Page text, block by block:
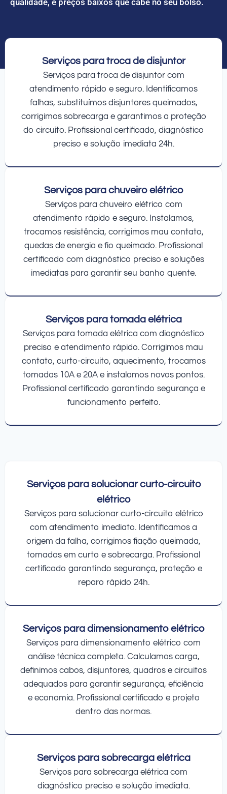
Serviços para troca de disjuntor
Serviços para troca de disjuntor com
atendimento rápido e seguro. Identificamos
falhas, substituímos disjuntores queimados,
corrigimos sobrecarga e garantimos a proteção
do circuito. Profissional certificado, diagnóstico
preciso e solução imediata 24h.
Serviços para chuveiro elétrico
Serviços para chuveiro elétrico com
atendimento rápido e seguro. Instalamos,
trocamos resistência, corrigimos mau contato,
quedas de energia e fio queimado. Profissional
certificado com diagnóstico preciso e soluções
imediatas para garantir seu banho quente.
Serviços para tomada elétrica
Serviços para tomada elétrica com diagnóstico
preciso e atendimento rápido. Corrigimos mau
contato, curto-circuito, aquecimento, trocamos
tomadas 10A e 20A e instalamos novos pontos.
Profissional certificado garantindo segurança e
funcionamento perfeito.
Serviços para solucionar curto-circuito
elétrico
Serviços para solucionar curto-circuito elétrico
com atendimento imediato. Identificamos a
origem da falha, corrigimos fiação queimada,
tomadas em curto e sobrecarga. Profissional
certificado garantindo segurança, proteção e
reparo rápido 24h.
Serviços para dimensionamento elétrico
Serviços para dimensionamento elétrico com
análise técnica completa. Calculamos carga,
definimos cabos, disjuntores, quadros e circuitos
adequados para garantir segurança, eficiência
e economia. Profissional certificado e projeto
dentro das normas.
Serviços para sobrecarga elétrica
Serviços para sobrecarga elétrica com
diagnóstico preciso e solução imediata.